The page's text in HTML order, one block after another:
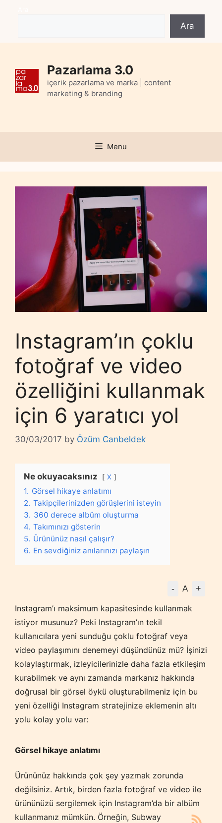
Ara
Pazarlama 3.0
içerik pazarlama ve marka | content
marketing & branding
Menu
Instagram’ın çoklu
fotoğraf ve video
özelliğini kullanmak
için 6 yaratıcı yol
30/03/2017 by Özüm Canbeldek
Ne okuyacaksınız X
1. Görsel hikaye anlatımı
2. Takipçilerinizden görüşlerini isteyin
3. 360 derece albüm oluşturma
4. Takımınızı gösterin
5. Ürününüz nasıl çalışır?
6. En sevdiğiniz anılarınızı paylaşın
- A
+
Instagram’ı maksimum kapasitesinde kullanmak
istiyor musunuz? Peki Instagram’ın tekil
kullanıcılara yeni sunduğu çoklu fotoğraf veya
video paylaşımını denemeyi düşündünüz mü? İşinizi
kolaylaştırmak, izleyicilerinizle daha fazla etkileşim
kurabilmek ve aynı zamanda markanız hakkında
doğrusal bir görsel öykü oluşturabilmeniz için bu
yeni özelliği Instagram stratejinize eklemenin altı
yolu kolay yolu var:
Görsel hikaye anlatımı
Ürününüz hakkında çok şey yazmak zorunda
değilsiniz. Artık, birden fazla fotoğraf ve video ile
ürününüzü sergilemek için Instagram’da bir albüm
kullanmanız mümkün. Örneğin, Subway